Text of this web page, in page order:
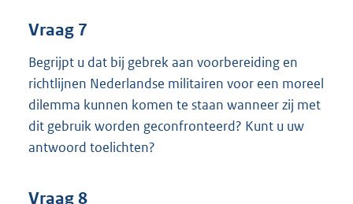
Vraag 7
Begrijpt u dat bij gebrek aan voorbereiding en
richtlijnen Nederlandse militairen voor een moreel
dilemma kunnen komen te staan wanneer zij met
dit gebruik worden geconfronteerd? Kunt u uw
antwoord toelichten?
Vraag 8